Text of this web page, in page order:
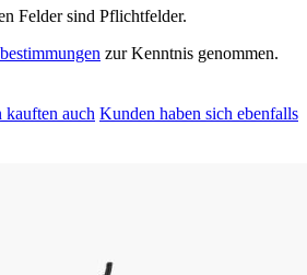
Felder sind Pflichtfelder.
zur Kenntnis genommen.
kauften auch Kunden haben sich ebenfalls